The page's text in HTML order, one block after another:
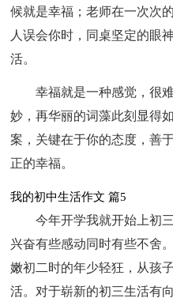
候就是幸福；老师在一次次
人误会你时，同桌坚定的眼
活。
幸福就是一种感觉，很
妙，再华丽的词藻此刻显得
案，关键在于你的态度，善
正的幸福。
我的初中生活作文 篇5
今年开学我就开始上初
兴奋有些感动同时有些不舍
嫩初二时的年少轻狂，从孩
活。对于崭新的初三生活有